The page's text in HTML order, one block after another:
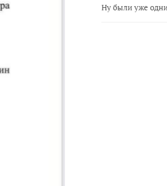
Ну были уже